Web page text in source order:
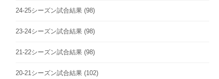
24-25シーズン試合結果 (98)
23-24シーズン試合結果 (98)
21-22シーズン試合結果 (98)
20-21シーズン試合結果 (102)